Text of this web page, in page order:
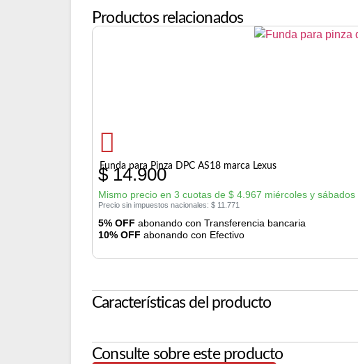
Productos relacionados
Funda para Pinza DPC AS18 marca Lexus
$14.900
Mismo precio en 3 cuotas de $ 4.967 miércoles y sábados
Precio sin impuestos nacionales: $ 11.771
5% OFF abonando con Transferencia bancaria
10% OFF abonando con Efectivo
Características del producto
Consulte sobre este producto